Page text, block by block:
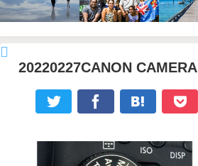
20220227CANON CAMERA